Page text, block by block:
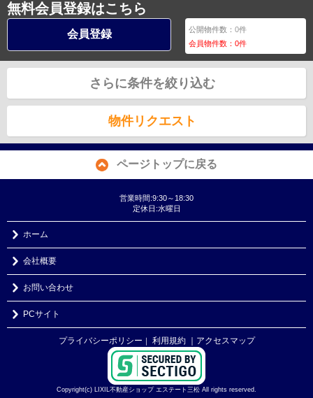
無料会員登録はこちら
会員登録 公開物件数：0件
会員物件数：0件
さらに条件を絞り込む
物件リクエスト
ページトップに戻る
営業時間:9:30～18:30
定休日:水曜日
ホーム
会社概要
お問い合わせ
PCサイト
プライバシーポリシー ｜ 利用規約 ｜アクセスマップ
Copyright(c) LIXIL不動産ショップ エステート三松 All rights reserved.